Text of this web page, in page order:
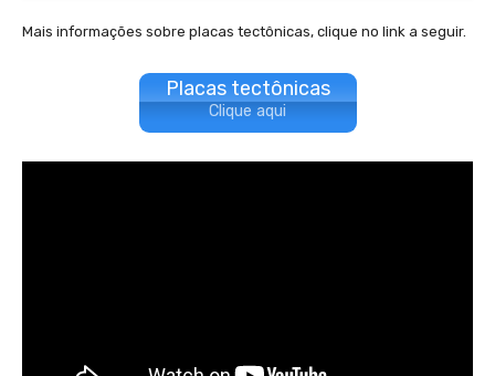
Mais informações sobre placas tectônicas, clique no link a seguir.
Placas tectônicas
Clique aqui